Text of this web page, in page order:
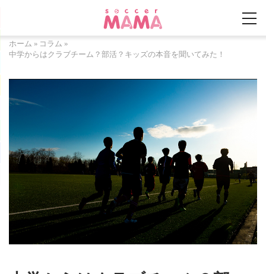
ホーム » コラム »
中学からはクラブチーム？部活？キッズの本音を聞いてみた！